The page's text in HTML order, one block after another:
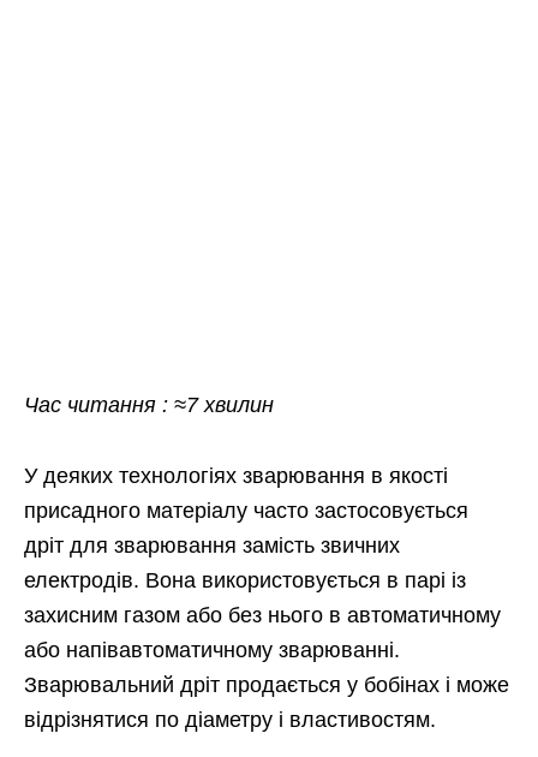
Час читання : ≈7 хвилин
У деяких технологіях зварювання в якості
присадного матеріалу часто застосовується
дріт для зварювання замість звичних
електродів. Вона використовується в парі із
захисним газом або без нього в автоматичному
або напівавтоматичному зварюванні.
Зварювальний дріт продається у бобінах і може
відрізнятися по діаметру і властивостям.